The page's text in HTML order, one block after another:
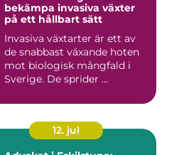
bekämpa invasiva växter
på ett hållbart sätt
Invasiva växtarter är ett av
de snabbast växande hoten
mot biologisk mångfald i
Sverige. De sprider ...
12. jul